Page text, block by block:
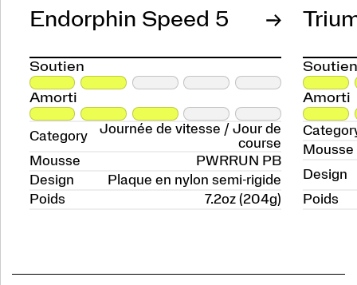
Endorphin Speed 5
Soutien
Amorti
Category
Journée de vitesse / Jour de
course
Mousse
PWRRUN PB
Design
Plaque en nylon semi-rigide
Poids
7.2oz (204g)
Amorti
Mousse
Design
Poids